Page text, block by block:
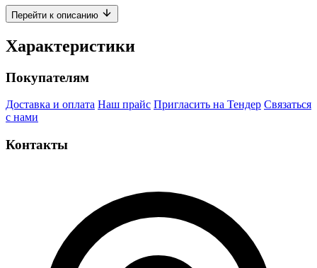
Перейти к описанию
Характеристики
Покупателям
Доставка и оплата Наш прайс Пригласить на Тендер Связаться
с нами
Контакты